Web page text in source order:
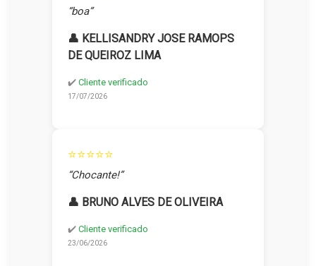
“boa”
👤 KELLISANDRY JOSE RAMOPS
DE QUEIROZ LIMA
✔️ Cliente verificado
17/07/2026
⭐⭐⭐⭐⭐
“Chocante!”
👤 BRUNO ALVES DE OLIVEIRA
✔️ Cliente verificado
23/06/2026